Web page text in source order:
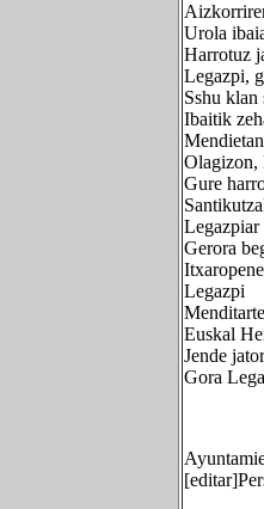
Urola
Harrotuz
Legazpi,
Sshu klan
Ibaitik
Olagizon,
Gure
Gerora
Legazpi
Euskal
Jende
Gora